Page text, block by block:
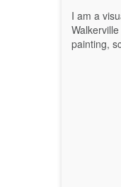
I am a
painting,